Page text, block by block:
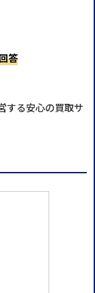
答
する安心の買取サ